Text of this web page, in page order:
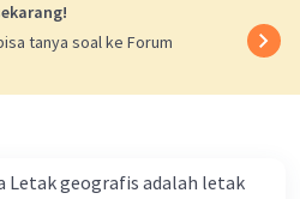
tanya soal ke Forum